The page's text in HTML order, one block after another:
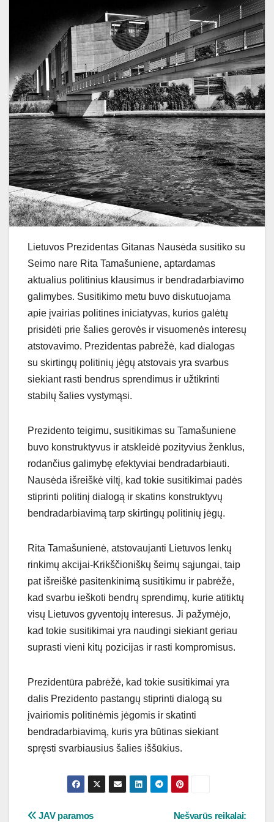
Lietuvos Prezidentas Gitanas Nausėda susitiko su
Seimo nare Rita Tamašuniene, aptardamas
aktualius politinius klausimus ir bendradarbiavimo
galimybes. Susitikimo metu buvo diskutuojama
apie įvairias politines iniciatyvas, kurios galėtų
prisidėti prie šalies gerovės ir visuomenės interesų
atstovavimo. Prezidentas pabrėžė, kad dialogas
su skirtingų politinių jėgų atstovais yra svarbus
siekiant rasti bendrus sprendimus ir užtikrinti
stabilų šalies vystymąsi.
Prezidento teigimu, susitikimas su Tamašuniene
buvo konstruktyvus ir atskleidė pozityvius ženklus,
rodančius galimybę efektyviai bendradarbiauti.
Nausėda išreiškė viltį, kad tokie susitikimai padės
stiprinti politinį dialogą ir skatins konstruktyvų
bendradarbiavimą tarp skirtingų politinių jėgų.
Rita Tamašunienė, atstovaujanti Lietuvos lenkų
rinkimų akcijai-Krikščioniškų šeimų sąjungai, taip
pat išreiškė pasitenkinimą susitikimu ir pabrėžė,
kad svarbu ieškoti bendrų sprendimų, kurie atitiktų
visų Lietuvos gyventojų interesus. Ji pažymėjo,
kad tokie susitikimai yra naudingi siekiant geriau
suprasti vieni kitų pozicijas ir rasti kompromisus.
Prezidentūra pabrėžė, kad tokie susitikimai yra
dalis Prezidento pastangų stiprinti dialogą su
įvairiomis politinėmis jėgomis ir skatinti
bendradarbiavimą, kuris yra būtinas siekiant
spręsti svarbiausius šalies iššūkius.
Nešvarūs reikalai:
JAV paramos